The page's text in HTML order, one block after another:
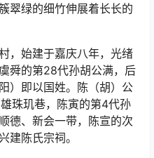
翠绿的细竹伸展着长长的
，始建于嘉庆八年，光绪
舜的第28代孙胡公满，后
）即以国姓。陈（胡）公
珠玑巷，陈寅的第4代孙
德、新会一带，陈宣的次
建陈氏宗祠。